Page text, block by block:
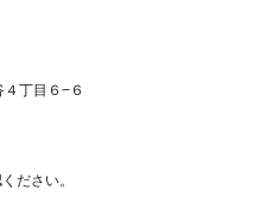
丁目６−６
ださい。